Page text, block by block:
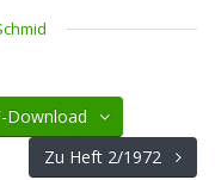
Download
Zu Heft 2/1972